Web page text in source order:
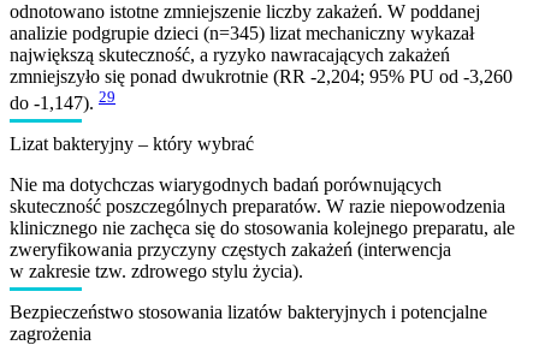
odnotowano istotne zmniejszenie liczby zakażeń. W poddanej
analizie podgrupie dzieci (n=345) lizat mechaniczny wykazał
największą skuteczność, a ryzyko nawracających zakażeń
zmniejszyło się ponad dwukrotnie (RR -2,204; 95% PU od -3,260
do -1,147). 29
Lizat bakteryjny – który wybrać
Nie ma dotychczas wiarygodnych badań porównujących
skuteczność poszczególnych preparatów. W razie niepowodzenia
klinicznego nie zachęca się do stosowania kolejnego preparatu, ale
zweryfikowania przyczyny częstych zakażeń (interwencja
w zakresie tzw. zdrowego stylu życia).
Bezpieczeństwo stosowania lizatów bakteryjnych i potencjalne
zagrożenia